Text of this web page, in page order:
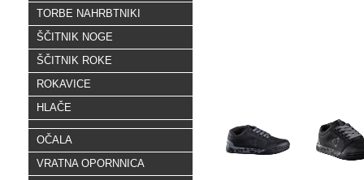
TORBE NAHRBTNIKI
ŠČITNIK NOGE
ŠČITNIK ROKE
ROKAVICE
HLAČE
OČALA
VRATNA OPORNNICA